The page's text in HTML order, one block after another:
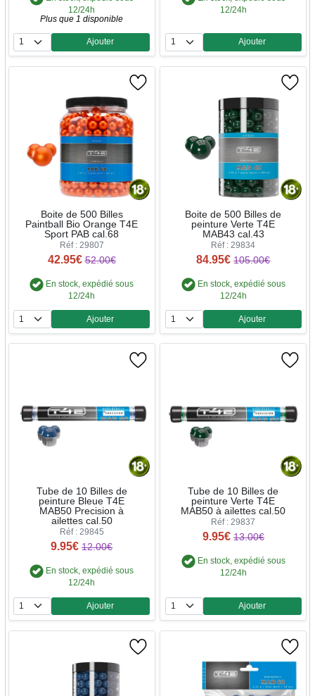
12/24h
Plus que 1 disponible
Quantité
Ajouter
12/24h
Quantité
Ajouter
Boite de 500 Billes
Paintball Bio Orange T4E
Sport PAB cal.68
Réf : 29807
42.95€ 52.00€
En stock, expédié sous
12/24h
Quantité
Ajouter
Boite de 500 Billes de
peinture Verte T4E
MAB43 cal.43
Réf : 29834
84.95€ 105.00€
En stock, expédié sous
12/24h
Quantité
Ajouter
Tube de 10 Billes de
peinture Bleue T4E
MAB50 Precision à
ailettes cal.50
Réf : 29845
9.95€ 12.00€
En stock, expédié sous
12/24h
Quantité
Ajouter
Tube de 10 Billes de
peinture Verte T4E
MAB50 à ailettes cal.50
Réf : 29837
9.95€ 13.00€
En stock, expédié sous
12/24h
Quantité
Ajouter